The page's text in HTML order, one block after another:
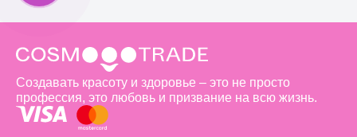
сертификатов Beauty Therapy General, EuroPass.
Актуальные препараты и современное оборудование.
благодаря чему выпускники сразу же предлагают
клиентам лучшие результаты.
Студенты Cosmotrade готовы конкурировать на рынке
сразу после обучения.
Удобные форматыобучения по
курсу базовой косметологии
Создавать красоту и здоровье – это не просто
профессия, это любовь и призвание на всю жизнь.